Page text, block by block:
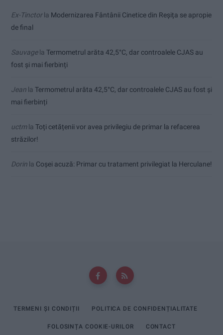
Ex-Tinctorla Modernizarea Fântânii Cinetice din Reșița se apropie
de final
Sauvagela Termometrul arăta 42,5°C, dar controalele CJAS au
fost și mai fierbinți
Jean la Termometrul arăta 42,5°C, dar controalele CJAS au fost și
mai fierbinți
uctmla Toți cetățenii vor avea privilegiu de primar la refacerea
străzilor!
Dorin la Coșei acuză: Primar cu tratament privilegiat la Herculane!
TERMENI ȘI CONDIȚII POLITICA DE CONFIDENȚIALITATE
FOLOSINȚA COOKIE-URILOR CONTACT